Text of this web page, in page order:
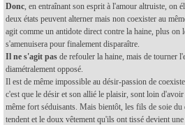
Donc , en entraînant son esprit à l'amour altruiste, on
deux états peuvent alterner mais non coexister au
agit comme un antidote direct contre la haine, plus on
s'amenuisera pour finalement disparaître.
Il ne s'agit pas de refouler la haine, mais de tourner
diamétralement opposé.
Il est de même impossible au désir-passion de
c'est que le désir et son allié le plaisir, sont loin
même fort séduisants. Mais bientôt, les fils de soie du
tendent et le doux vêtement qu'ils ont tissé devient une